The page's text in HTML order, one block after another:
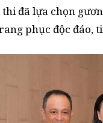
đã lựa chọn
phục độc đáo,